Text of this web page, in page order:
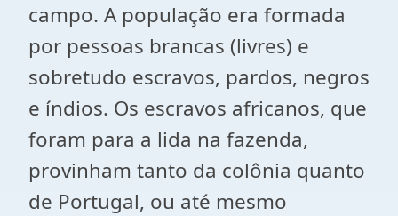
campo. A população era formada
por pessoas brancas (livres) e
sobretudo escravos, pardos, negros
e índios. Os escravos africanos, que
foram para a lida na fazenda,
provinham tanto da colônia quanto
de Portugal, ou até mesmo